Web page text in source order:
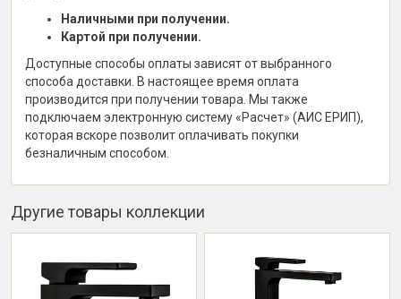
Наличными при получении.
Картой при получении.
Доступные способы оплаты зависят от выбранного
способа доставки. В настоящее время оплата
производится при получении товара. Мы также
подключаем электронную систему «Расчет» (АИС ЕРИП),
которая вскоре позволит оплачивать покупки
безналичным способом.
Другие товары коллекции